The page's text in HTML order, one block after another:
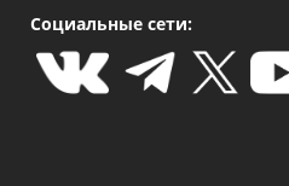
Социальные сети: